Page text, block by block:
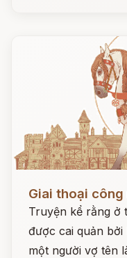
Giai thoại
Truyện kể rằng ở
được cai quản
một người vợ tên